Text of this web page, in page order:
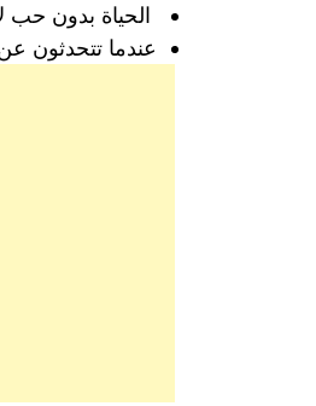
الحياة بدون حب
عندما تتحدثون